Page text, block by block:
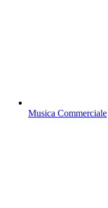
Musica Commerciale